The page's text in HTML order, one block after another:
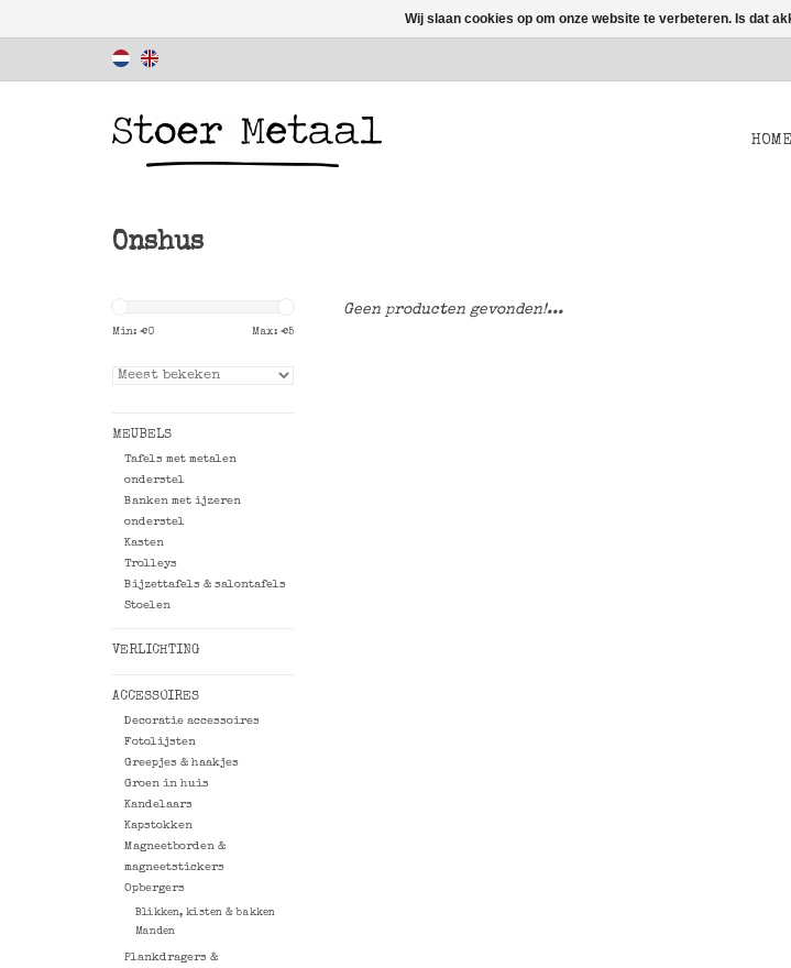
HOME
Onshus
Min: €0 Max: €5
MEUBELS
Tafels met metalen
onderstel
Banken met ijzeren
onderstel
Kasten
Trolleys
Bijzettafels & salontafels
Stoelen
VERLICHTING
ACCESSOIRES
Decoratie accessoires
Fotolijsten
Greepjes & haakjes
Groen in huis
Kandelaars
Kapstokken
Magneetborden &
magneetstickers
Opbergers
Blikken, kisten & bakken
Manden
Plankdragers &
Geen producten gevonden!...
Wij slaan cookies op om onze website te verbeteren. Is dat